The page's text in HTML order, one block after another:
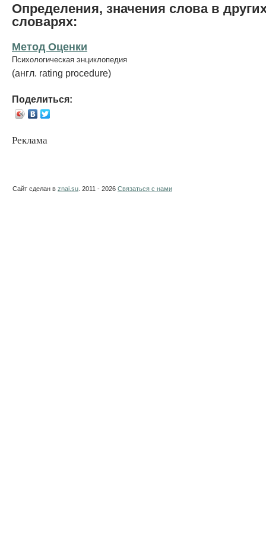
Определения, значения слова в
словарях:
Метод Оценки
Психологическая энциклопедия
(англ. rating procedure)
Поделиться:
Реклама
Сайт сделан в znai.su . 2011 - 2026 Связаться с нами